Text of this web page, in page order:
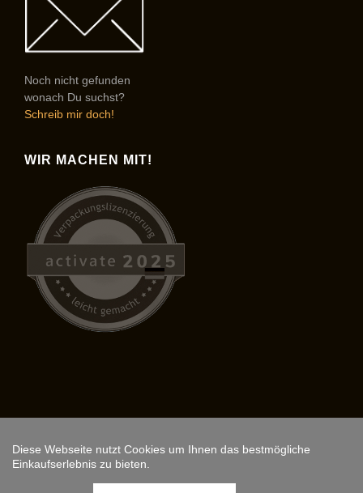
Noch nicht gefunden
wonach Du suchst?
Schreib mir doch!
WIR MACHEN MIT!
Copyright © 2026, ARS FANTASIO.
Instagram
Diese Webseite nutzt Cookies um Ihnen das bestmögliche
Einkaufserlebnis zu bieten.